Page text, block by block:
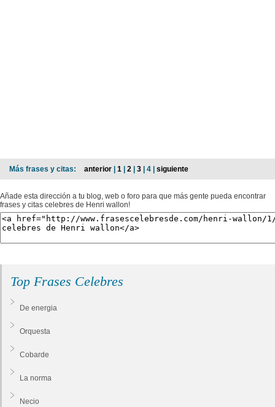
Más frases y citas: anterior | 1 | 2 | 3 | 4 | siguiente
Añade esta dirección a tu blog, web o foro para que más gente pueda encontrar
frases y citas celebres de Henri wallon!
Top Frases Celebres
De energia
Orquesta
Cobarde
La norma
Necio